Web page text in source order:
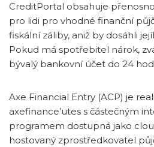
CreditPortal obsahuje
pro lidi pro vhodné finanční
fiskální záliby, aniž by dosáhli
Pokud má spotřebitel nárok,
bývalý bankovní účet do 24
Axe Financial Entry (ACP) je
axefinance’utes s částečným
programem dostupná jako
hostovaný zprostředkovatel